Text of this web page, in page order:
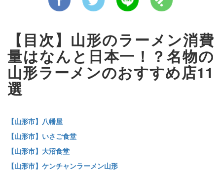
【目次】山形のラーメン消費
量はなんと日本一！？名物の
山形ラーメンのおすすめ店11
選
【山形市】八幡屋
【山形市】いさご食堂
【山形市】大沼食堂
【山形市】ケンチャンラーメン山形